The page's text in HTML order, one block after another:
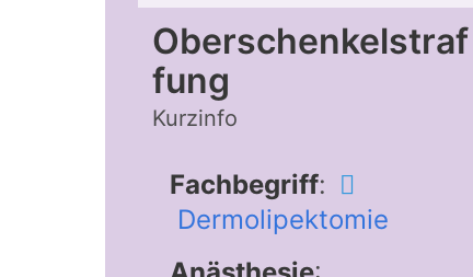
Oberschenkelstraf
fung
Kurzinfo
Fachbegriff:
Dermolipektomie